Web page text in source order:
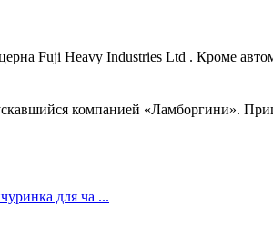
Fuji Heavy Industries Ltd . Кроме
компанией «Ламборгини».
для ча ...